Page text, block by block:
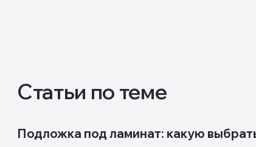
Статьи по теме
Подложка под ламинат: какую